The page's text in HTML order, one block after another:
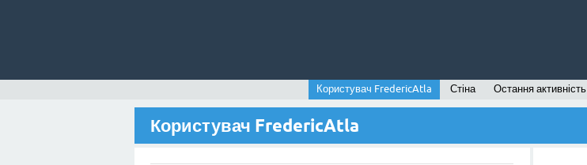
Користувач FredericAtla Стіна Остання активність
Користувач FredericAtla